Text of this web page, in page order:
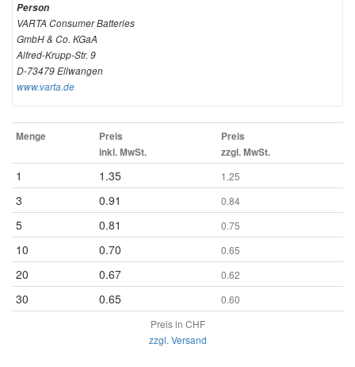
Person
VARTA Consumer Batteries
GmbH & Co. KGaA
Alfred-Krupp-Str. 9
D-73479 Ellwangen
www.varta.de
Menge
Preis
inkl. MwSt.
Preis
zzgl. MwSt.
1 1.35 1.25
3 0.91 0.84
5 0.81 0.75
10 0.70 0.65
20 0.67 0.62
30 0.65
0.60
Preis in CHF
zzgl. Versand